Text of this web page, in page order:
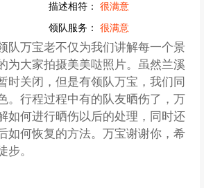
描述相符： 很满意
领队服务： 很满意
队万宝老不仅为我们讲解每一个景
为大家拍摄美美哒照片。虽然兰溪
时关闭，但是有领队万宝，我们同
。行程过程中有的队友晒伤了，万
如何进行晒伤以后的处理，同时还
如何恢复的方法。万宝谢谢你，希
步。